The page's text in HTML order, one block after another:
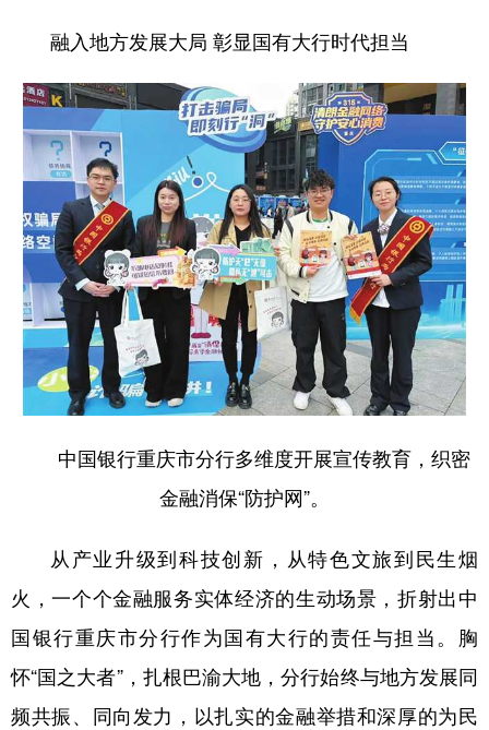
融入地方发展大局 彰显国有大行时代担当
中国银行重庆市分行多维度开展宣传教育，织密
金融消保“防护网”。
从产业升级到科技创新，从特色文旅到民生烟
火，一个个金融服务实体经济的生动场景，折射出中
国银行重庆市分行作为国有大行的责任与担当。胸
怀“国之大者”，扎根巴渝大地，分行始终与地方发展同
频共振、同向发力，以扎实的金融举措和深厚的为民